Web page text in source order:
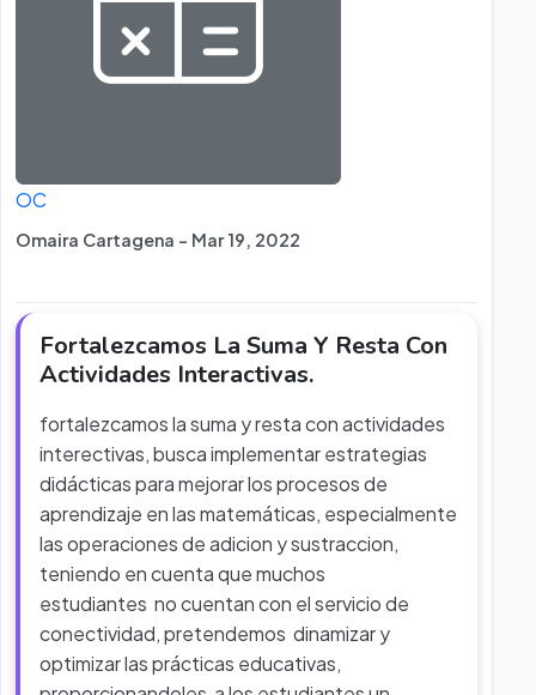
OC
Omaira Cartagena - Mar 19, 2022
Fortalezcamos La Suma Y Resta Con
Actividades Interactivas.
fortalezcamos la suma y resta con actividades
interectivas, busca implementar estrategias
didácticas para mejorar los procesos de
aprendizaje en las matemáticas, especialmente
las operaciones de adicion y sustraccion,
teniendo en cuenta que muchos
estudiantes no cuentan con el servicio de
conectividad, pretendemos dinamizar y
optimizar las prácticas educativas,